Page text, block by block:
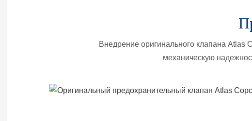
Внедрение оригинального клапана Atlas
механическую